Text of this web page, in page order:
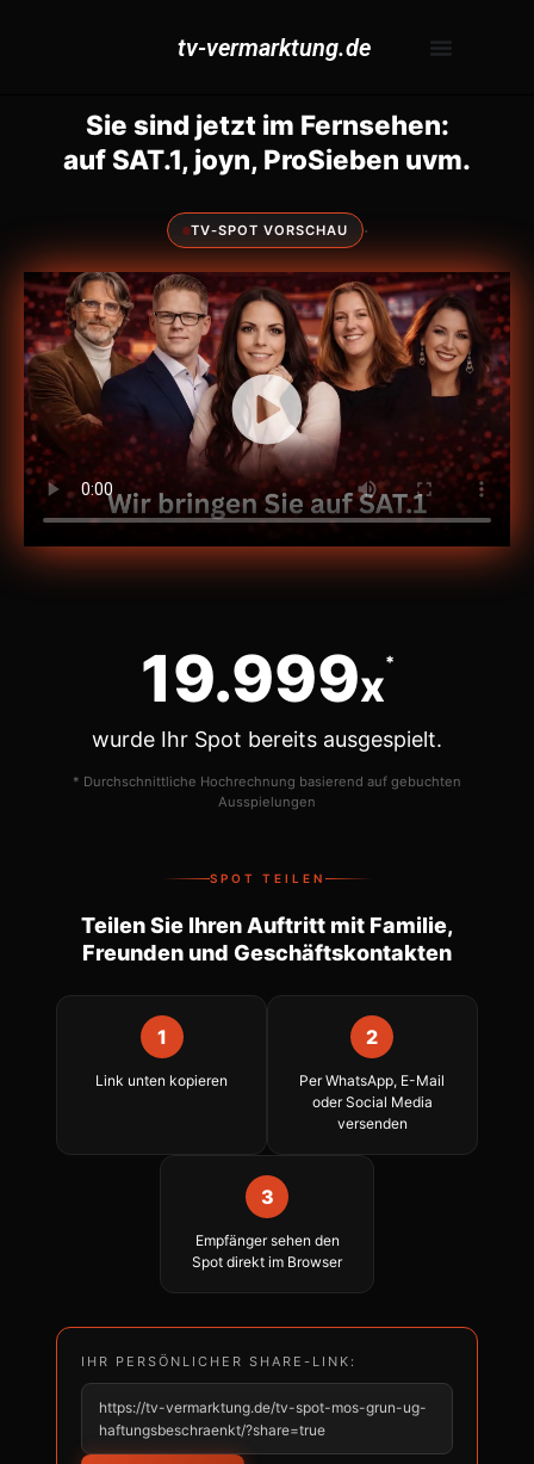
tv-vermarktung.de
Sie sind jetzt im Fernsehen:
auf SAT.1, joyn, ProSieben uvm.
TV-SPOT VORSCHAU ·
20.000x *
wurde Ihr Spot bereits ausgespielt.
* Durchschnittliche Hochrechnung basierend auf gebuchten
Ausspielungen
SPOT TEILEN
Teilen Sie Ihren Auftritt mit Familie,
Freunden und Geschäftskontakten
1
Link unten kopieren
2
Per WhatsApp, E-Mail
oder Social Media
versenden
3
Empfänger sehen den
Spot direkt im Browser
IHR PERSÖNLICHER SHARE-LINK:
https://tv-vermarktung.de/tv-spot-mos-grun-ug-
haftungsbeschraenkt/?share=true